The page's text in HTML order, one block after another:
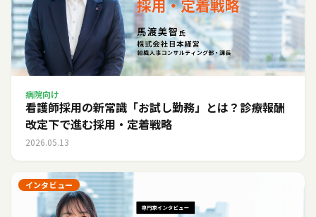
病院向け
看護師採用の新常識「お試し勤務」とは？診療報酬
改定下で進む採用・定着戦略
2026.05.13
インタビュー